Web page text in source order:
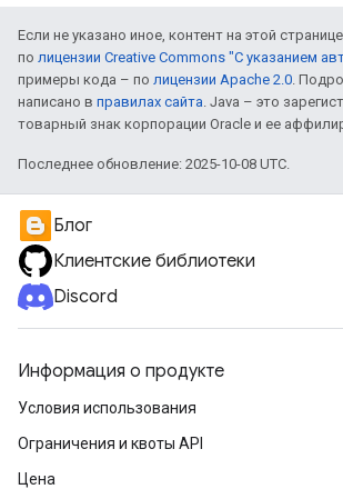
Если не указано иное, контент на этой
по лицензии Creative Commons "С указанием
примеры кода – по лицензии Apache 2.0.
написано в правилах сайта. Java – это
товарный знак корпорации Oracle и ее
Последнее обновление: 2025-10-08 UTC.
Блог
Клиентские библиотеки
Discord
Информация о продукте
Условия использования
Ограничения и квоты API
Цена